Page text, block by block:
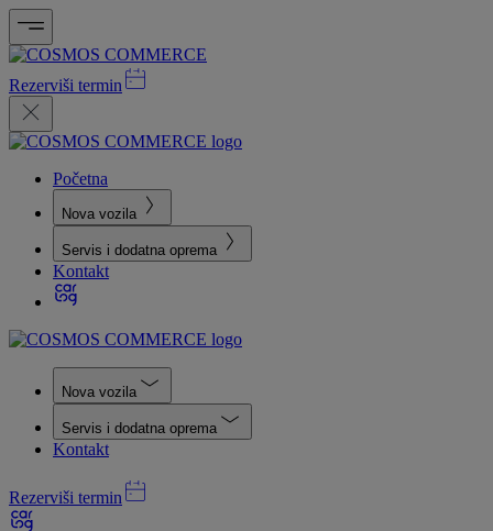
Rezerviši termin
Početna
Nova vozila
Servis i dodatna oprema
Kontakt
Nova vozila
Servis i dodatna oprema
Kontakt
Rezerviši termin